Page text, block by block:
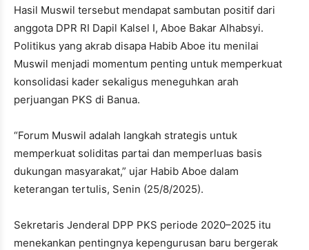
Hasil Muswil tersebut mendapat sambutan positif dari
anggota DPR RI Dapil Kalsel I, Aboe Bakar Alhabsyi.
Politikus yang akrab disapa Habib Aboe itu menilai
Muswil menjadi momentum penting untuk memperkuat
konsolidasi kader sekaligus meneguhkan arah
perjuangan PKS di Banua.
“Forum Muswil adalah langkah strategis untuk
memperkuat soliditas partai dan memperluas basis
dukungan masyarakat,” ujar Habib Aboe dalam
keterangan tertulis, Senin (25/8/2025).
Sekretaris Jenderal DPP PKS periode 2020–2025 itu
menekankan pentingnya kepengurusan baru bergerak